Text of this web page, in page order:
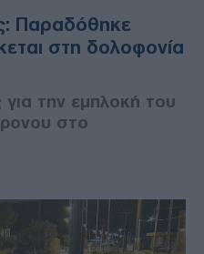
Παραδόθηκε
στη δολοφονία
την εμπλοκή του
στο